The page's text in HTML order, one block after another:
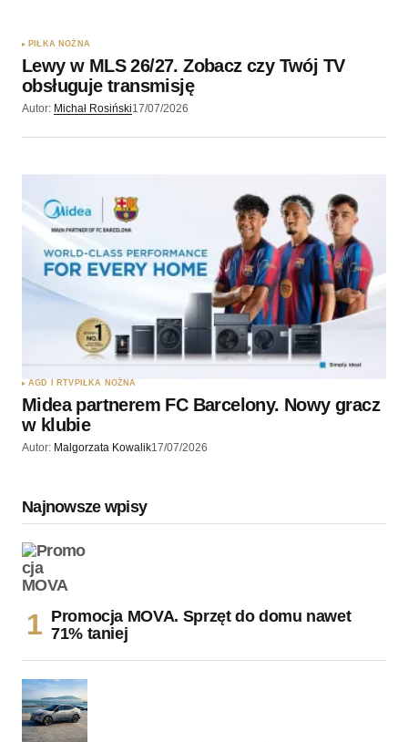
PIŁKA NOŻNA
Lewy w MLS 26/27. Zobacz czy Twój TV
obsługuje transmisję
Autor: Michał Rosiński17/07/2026
AGD I RTV PIŁKA NOŻNA
Midea partnerem FC Barcelony. Nowy gracz
w klubie
Autor: Malgorzata Kowalik17/07/2026
Najnowsze wpisy
Promocja MOVA. Sprzęt do domu nawet
71% taniej